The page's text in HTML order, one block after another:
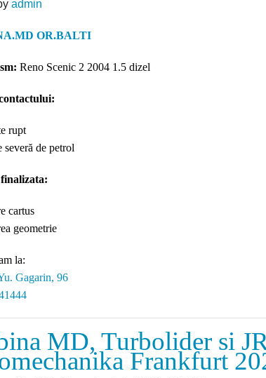
admin
OR.BALTI
Reno Scenic 2 2004 1.5 dizel
rupt
severă de petrol
cartus
geometrie
la:
Gagarin, 96
MD, Turbolider si
Frankfurt